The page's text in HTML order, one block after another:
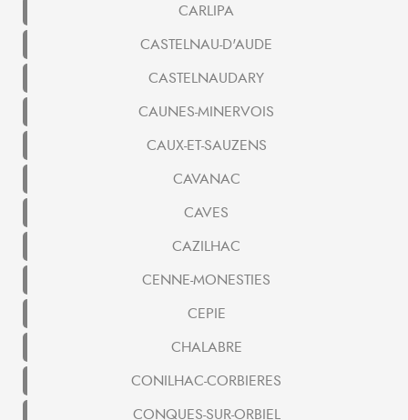
CARLIPA
CASTELNAU-D'AUDE
CASTELNAUDARY
CAUNES-MINERVOIS
CAUX-ET-SAUZENS
CAVANAC
CAVES
CAZILHAC
CENNE-MONESTIES
CEPIE
CHALABRE
CONILHAC-CORBIERES
CONQUES-SUR-ORBIEL